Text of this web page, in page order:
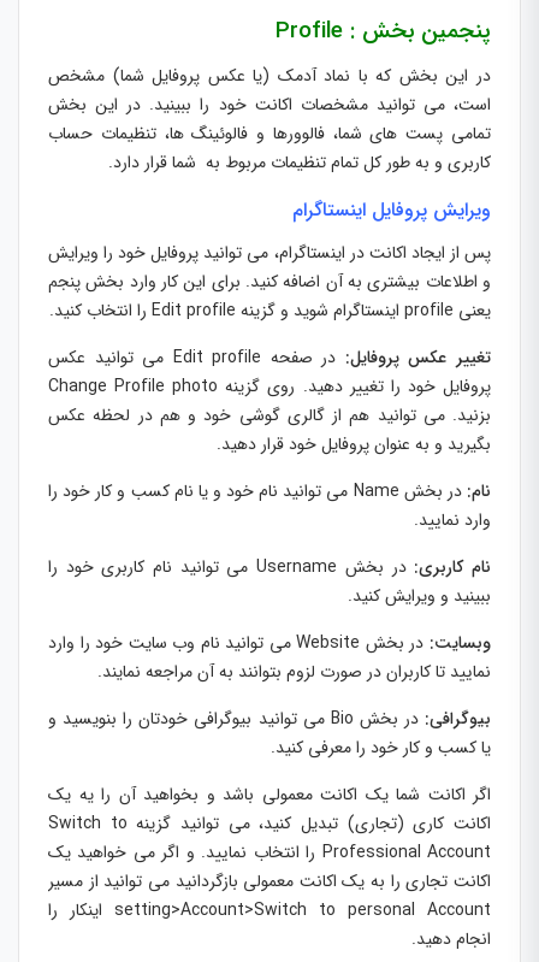
پنجمین بخش : Profile
در این بخش که با نماد آدمک (یا عکس پروفایل شما) مشخص
است، می توانید مشخصات اکانت خود را ببینید. در این بخش
تمامی پست های شما، فالوورها و فالوئینگ ها، تنظیمات حساب
کاربری و به طور کل تمام تنظیمات مربوط به شما قرار دارد.
ویرایش پروفایل اینستاگرام
پس از ایجاد اکانت در اینستاگرام، می توانید پروفایل خود را ویرایش
و اطلاعات بیشتری به آن اضافه کنید. برای این کار وارد بخش پنجم
یعنی profile اینستاگرام شوید و گزینه Edit profile را انتخاب کنید.
تغییر عکس پروفایل:
در صفحه Edit profile می توانید عکس
پروفایل خود را تغییر دهید. روی گزینه Change Profile photo
بزنید. می توانید هم از گالری گوشی خود و هم در لحظه عکس
بگیرید و به عنوان پروفایل خود قرار دهید.
نام:
در بخش Name می توانید نام خود و یا نام کسب و کار خود را
وارد نمایید.
نام کاربری:
در بخش Username می توانید نام کاربری خود را
ببینید و ویرایش کنید.
وبسایت:
در بخش Website می توانید نام وب سایت خود را وارد
نمایید تا کاربران در صورت لزوم بتوانند به آن مراجعه نمایند.
بیوگرافی:
در بخش Bio می توانید بیوگرافی خودتان را بنویسید و
یا کسب و کار خود را معرفی کنید.
اگر اکانت شما یک اکانت معمولی باشد و بخواهید آن را یه یک
اکانت کاری (تجاری) تبدیل کنید، می توانید گزینه Switch to
Professional Account را انتخاب نمایید. و اگر می خواهید یک
اکانت تجاری را به یک اکانت معمولی بازگردانید می توانید از مسیر
setting>Account>Switch to personal Account اینکار را
انجام دهید.